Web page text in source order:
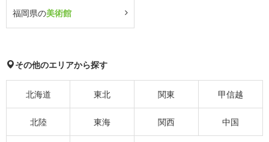
福岡県の美術館
その他のエリアから探す
北海道 東北 関東 甲信越
北陸 東海 関西 中国